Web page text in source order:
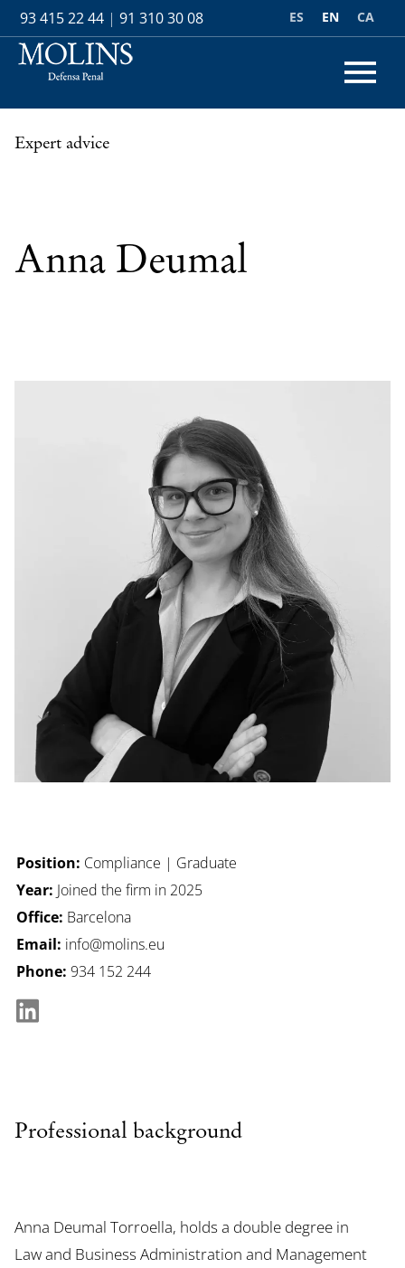
93 415 22 44 | 91 310 30 08 CA
EN
ES
Expert advice
Anna Deumal
Position: Compliance | Graduate
Year: Joined the firm in 2025
Office: Barcelona
Email: info@molins.eu
Phone: 934 152 244
Professional background
Anna Deumal Torroella, holds a double degree in
Law and Business Administration and Management